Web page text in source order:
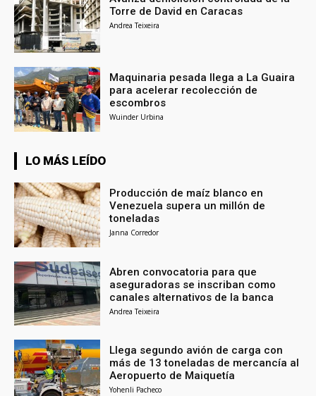
Torre de David en Caracas
Andrea Teixeira
Maquinaria pesada llega a La Guaira
para acelerar recolección de
escombros
Wuinder Urbina
LO MÁS LEÍDO
Producción de maíz blanco en
Venezuela supera un millón de
toneladas
Janna Corredor
Abren convocatoria para que
aseguradoras se inscriban como
canales alternativos de la banca
Andrea Teixeira
Llega segundo avión de carga con
más de 13 toneladas de mercancía al
Aeropuerto de Maiquetía
Yohenli Pacheco